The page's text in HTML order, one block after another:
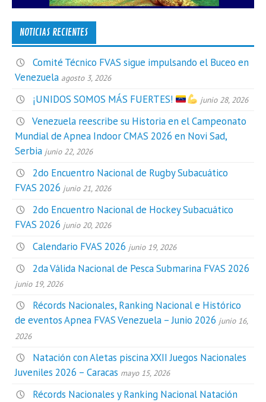
NOTICIAS RECIENTES
Comité Técnico FVAS sigue impulsando el Buceo en
Venezuela agosto 3, 2026
¡UNIDOS SOMOS MÁS FUERTES! junio 28, 2026
Venezuela reescribe su Historia en el Campeonato
Mundial de Apnea Indoor CMAS 2026 en Novi Sad,
Serbia junio 22, 2026
2do Encuentro Nacional de Rugby Subacuático
FVAS 2026 junio 21, 2026
2do Encuentro Nacional de Hockey Subacuático
FVAS 2026 junio 20, 2026
Calendario FVAS 2026 junio 19, 2026
2da Válida Nacional de Pesca Submarina FVAS 2026
junio 19, 2026
Récords Nacionales, Ranking Nacional e Histórico
de eventos Apnea FVAS Venezuela – Junio 2026 junio 16,
2026
Natación con Aletas piscina XXII Juegos Nacionales
Juveniles 2026 – Caracas mayo 15, 2026
Récords Nacionales y Ranking Nacional Natación